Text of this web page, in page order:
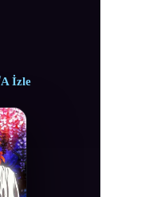
İzle